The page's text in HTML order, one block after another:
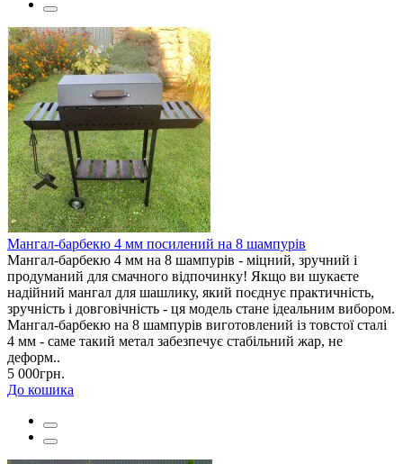
Мангал-барбекю 4 мм посилений на 8 шампурів
Мангал-барбекю 4 мм на 8 шампурів - міцний, зручний і
продуманий для смачного відпочинку! Якщо ви шукаєте
надійний мангал для шашлику, який поєднує практичність,
зручність і довговічність - ця модель стане ідеальним вибором.
Мангал-барбекю на 8 шампурів виготовлений із товстої сталі
4 мм - саме такий метал забезпечує стабільний жар, не
деформ..
5 000грн.
До кошика